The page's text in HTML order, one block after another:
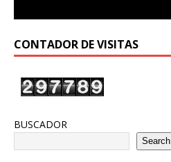
CONTADOR DE VISITAS
BUSCADOR
Search